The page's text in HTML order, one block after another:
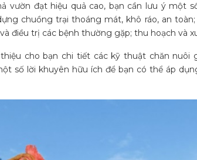
vườn đạt hiệu quả cao, bạn cần lưu ý một
chuồng trại thoáng mát, khô ráo, an
điều trị các bệnh thường gặp; thu hoạch và
cho bạn chi tiết các kỹ thuật chăn
số lời khuyên hữu ích để bạn có thể áp